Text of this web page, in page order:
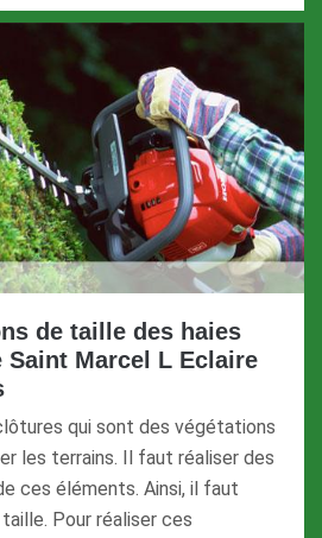
de taille des haies
Marcel L Eclaire
qui sont des végétations
les terrains. Il faut réaliser des
ces éléments. Ainsi, il faut
Pour réaliser ces